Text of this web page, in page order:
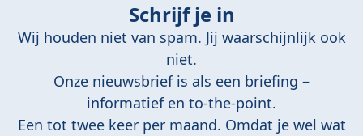
Schrijf je in
Wij houden niet van spam. Jij waarschijnlijk ook
niet.
Onze nieuwsbrief is als een briefing –
informatief en to-the-point.
Een tot twee keer per maand. Omdat je wel wat